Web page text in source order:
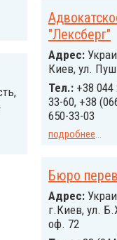
"Лексберг"
Адрес:
Киев, ул.
Тел.: +38 044
33-60, +38
650-33-03
подробнее...
Бюро
Адрес:
г.Киев, ул.
оф. 72